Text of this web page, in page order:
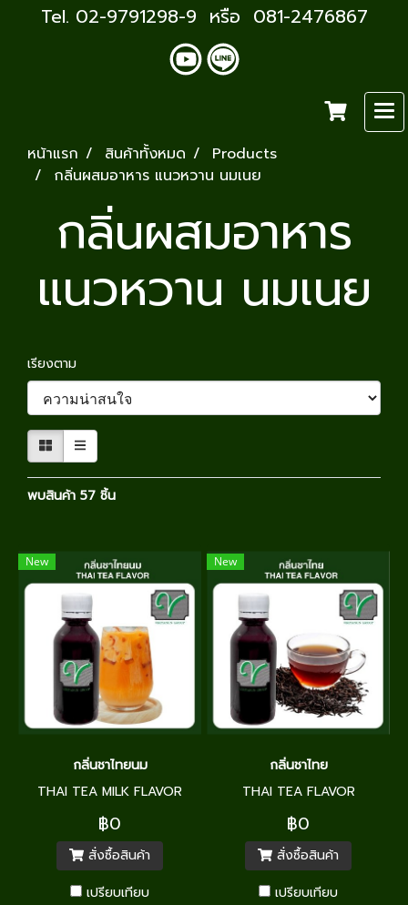
Tel. 02-9791298-9 หรือ 081-2476867
หน้าแรก สินค้าทั้งหมด
Products
กลิ่นผสมอาหาร แนวหวาน นมเนย
กลิ่นผสมอาหาร
แนวหวาน นมเนย
เรียงตาม
พบสินค้า 57 ชิ้น
New
กลิ่นชาไทยนม
THAI TEA MILK FLAVOR
฿0
สั่งซื้อสินค้า
เปรียบเทียบ
New
กลิ่นชาไทย
THAI TEA FLAVOR
฿0
สั่งซื้อสินค้า
เปรียบเทียบ